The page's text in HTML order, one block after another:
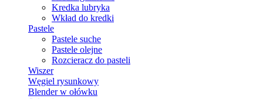
Kredka lubryka
Wkład do kredki
Pastele
Pastele suche
Pastele olejne
Rozcieracz do pasteli
Wiszer
Węgiel rysunkowy
Blender w ołówku